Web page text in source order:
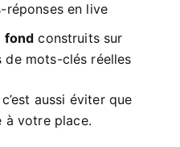
réponses en live
fond construits sur
de mots-clés réelles
aussi éviter que
à votre place.